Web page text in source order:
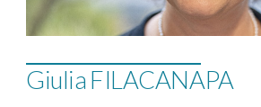
Giulia FILACANAPA